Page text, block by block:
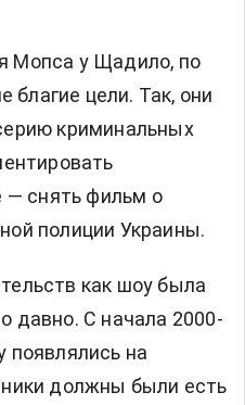
Мопса у Щадило, по
благие цели. Так, они
криминальных
— снять фильм о
полиции Украины.
как шоу была
давно. С начала 2000-
появлялись на
должны были есть